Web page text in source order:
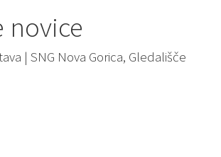
novice
| SNG Nova Gorica, Gledališče